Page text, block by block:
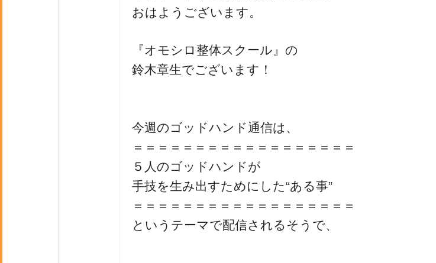
おはようございます。
『オモシロ整体スクール』の
鈴木章生でございます！
今週のゴッドハンド通信は、
＝＝＝＝＝＝＝＝＝＝＝＝＝＝＝＝＝＝
５人のゴッドハンドが
手技を生み出すためにした“ある事”
＝＝＝＝＝＝＝＝＝＝＝＝＝＝＝＝＝＝
というテーマで配信されるそうで、